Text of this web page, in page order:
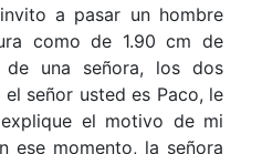
a pasar un hombre
como de 1.90 cm de
de una señora, los dos
señor usted es Paco, le
el motivo de mi
ese momento, la señora